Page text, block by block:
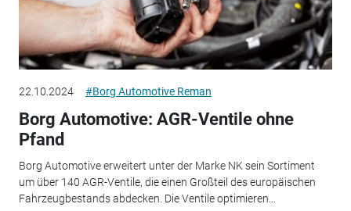
22.10.2024 #Borg Automotive Reman
Borg Automotive: AGR-Ventile ohne
Pfand
Borg Automotive erweitert unter der Marke NK sein Sortiment
um über 140 AGR-Ventile, die einen Großteil des europäischen
Fahrzeugbestands abdecken. Die Ventile optimieren...